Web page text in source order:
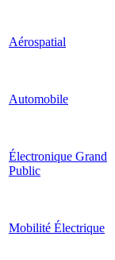
Aérospatial
Automobile
Électronique Grand
Public
Mobilité Électrique